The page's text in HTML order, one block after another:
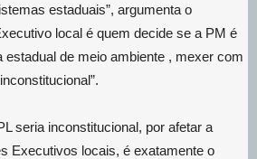
estaduais”, argumenta o
local é quem decide se a PM é
estadual de meio ambiente , mexer com
seria inconstitucional, por afetar a
Executivos locais, é exatamente o